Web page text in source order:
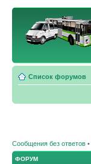
Список форумов
Сообщения без ответов •
ФОРУМ